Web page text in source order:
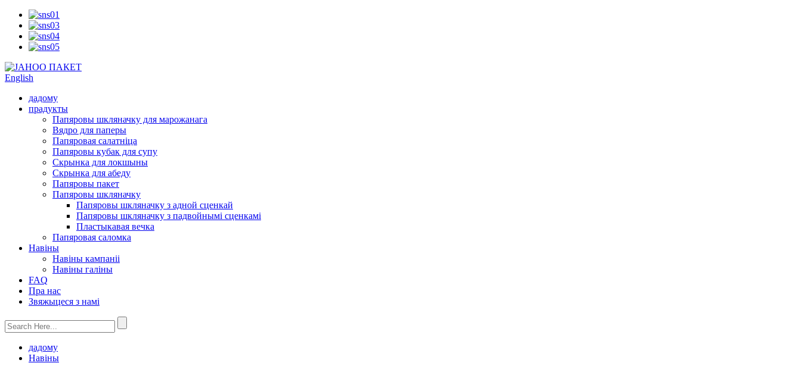
English
дадому
прадукты
Папяровы шкляначку для марожанага
Вядро для паперы
Папяровая салатніца
Папяровы кубак для супу
Скрынка для локшыны
Скрынка для абеду
Папяровы пакет
Папяровы шкляначку
Папяровы шкляначку з адной сценкай
Папяровы шкляначку з падвойнымі сценкамі
Пластыкавая вечка
Папяровая саломка
Навіны
Навіны кампаніі
Навіны галіны
FAQ
Пра нас
Звяжыцеся з намі
дадому
Навіны